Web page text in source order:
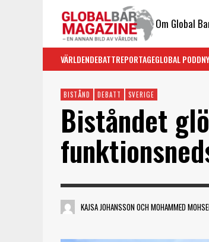
Om Global
VÄRLDENDEBATTREPORTAGEGLOBAL PODD
BISTÅND DEBATT SVERIGE
Biståndet
KAJSA JOHANSSON OCH MOHAMMED